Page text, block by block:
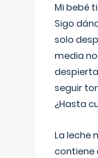
Mi bebé
Sigo
solo
media
seguir
¿Hasta
La leche
contiene